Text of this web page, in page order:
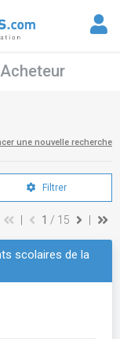
Acheteur
une nouvelle recherche
Filtrer
1 / 15
scolaires de la